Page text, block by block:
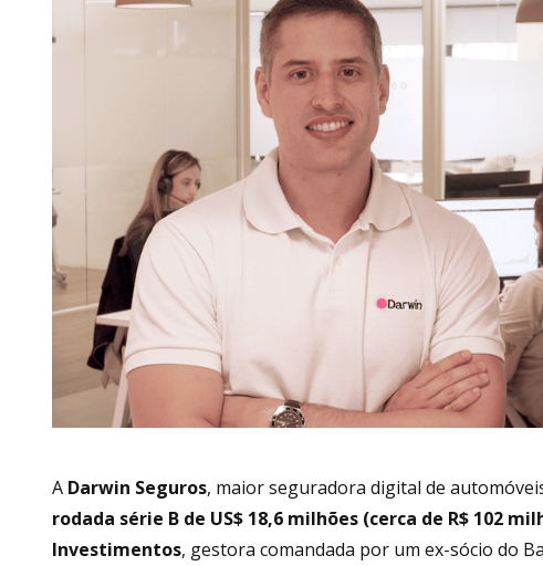
A Darwin Seguros, maior seguradora digital de
rodada série B de US$ 18,6 milhões (cerca de R$ 102
Investimentos, gestora comandada por um ex-sócio do